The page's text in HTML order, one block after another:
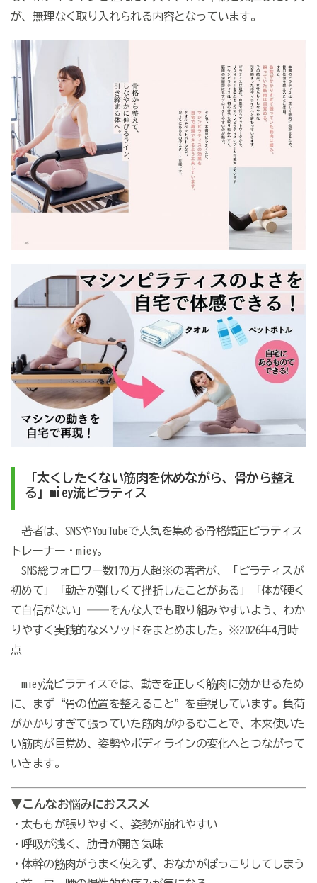
が、無理なく取り入れられる内容となっています。
「太くしたくない筋肉を休めながら、骨から整え
る」miey流ピラティス
著者は、SNSやYouTubeで人気を集める骨格矯正ピラティス
トレーナー・miey。
SNS総フォロワー数170万人超※の著者が、「ピラティスが
初めて」「動きが難しくて挫折したことがある」「体が硬く
て自信がない」――そんな人でも取り組みやすいよう、わか
りやすく実践的なメソッドをまとめました。※2026年4月時
点
miey流ピラティスでは、動きを正しく筋肉に効かせるため
に、まず“骨の位置を整えること”を重視しています。負荷
がかかりすぎて張っていた筋肉がゆるむことで、本来使いた
い筋肉が目覚め、姿勢やボディラインの変化へとつながって
いきます。
▼こんなお悩みにおススメ
・太ももが張りやすく、姿勢が崩れやすい
・呼吸が浅く、肋骨が開き気味
・体幹の筋肉がうまく使えず、おなかがぽっこりしてしまう